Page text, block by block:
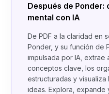
Después de Ponder:
mental con IA
De PDF a la claridad en
Ponder, y su función de
impulsada por IA, extrae
conceptos clave, los
estructuradas y
ideas. Explora, expande